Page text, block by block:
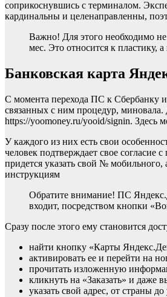
соприкоснувшись с терминалом.
кардинальны и целенаправленны,
Важно! Для этого необходимо
мес. Это относится к пластику,
Банковская карта
С момента перехода ПС к Сбербанку
связанных с ним процедур, миновала.
https://yoomoney.ru/yooid/signin. Здесь
У каждого из них есть свои
человек подтверждает свое
придется указать свой №
инструкциям
Обратите внимание! ПС
входит, посредством кнопки
Сразу после этого ему становится
найти кнопку «Карты
активировать ее и перейти на
прочитать изложенную
кликнуть на «Заказать» и даже
указать свой адрес, от страны